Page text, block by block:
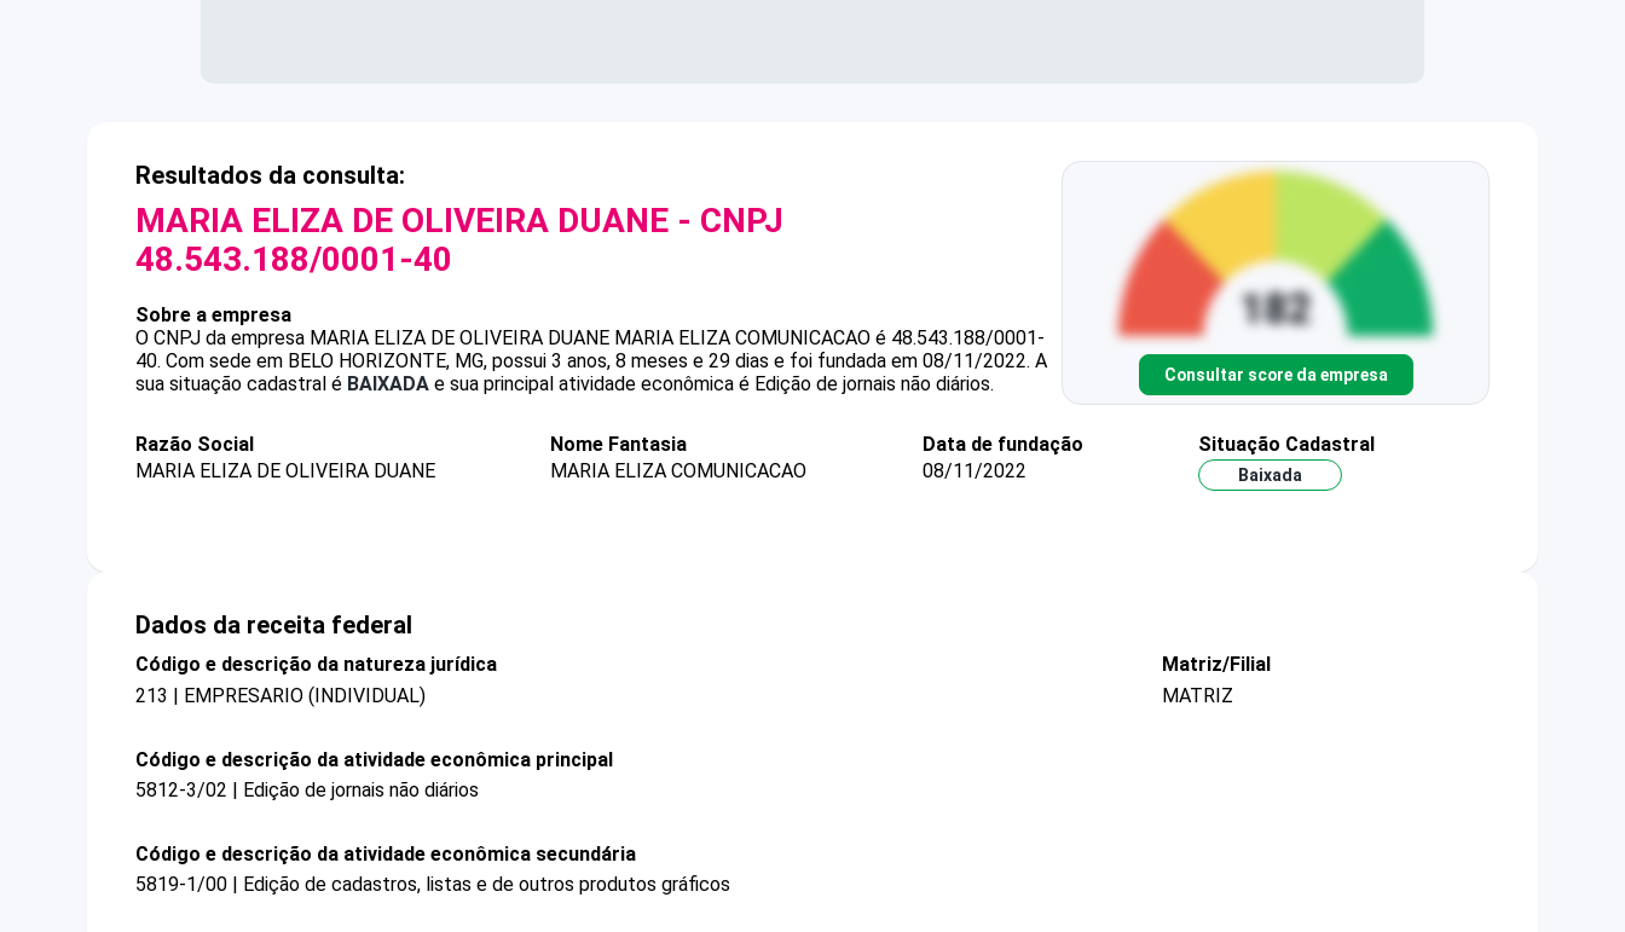
Resultados da consulta:
MARIA ELIZA DE OLIVEIRA DUANE - CNPJ
48.543.188/0001-40
Sobre a empresa
O CNPJ da empresa MARIA ELIZA DE OLIVEIRA DUANE MARIA ELIZA COMUNICACAO é 48.543.188/0001-
40. Com sede em BELO HORIZONTE, MG, possui 3 anos, 8 meses e 29 dias e foi fundada em 08/11/2022. A
sua situação cadastral é BAIXADA e sua principal atividade econômica é Edição de jornais não diários. Consultar score da empresa
Razão Social
MARIA ELIZA DE OLIVEIRA DUANE
Nome Fantasia
MARIA ELIZA COMUNICACAO
Data de fundação
08/11/2022
Situação Cadastral
Baixada
Dados da receita federal
Código e descrição da natureza jurídica
213 | EMPRESARIO (INDIVIDUAL)
Matriz/Filial
MATRIZ
Código e descrição da atividade econômica principal
5812-3/02 | Edição de jornais não diários
Código e descrição da atividade econômica secundária
5819-1/00 | Edição de cadastros, listas e de outros produtos gráficos